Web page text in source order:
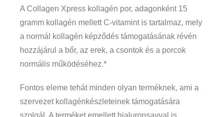
A Collagen Xpress kollagén por, adagonként 15
gramm kollagén mellett C-vitamint is tartalmaz, mely
a normál kollagén képződés támogatásának révén
hozzájárul a bőr, az erek, a csontok és a porcok
normális működéséhez.*
Fontos eleme tehát minden olyan terméknek, ami a
szervezet kollagénkészleteinek támogatására